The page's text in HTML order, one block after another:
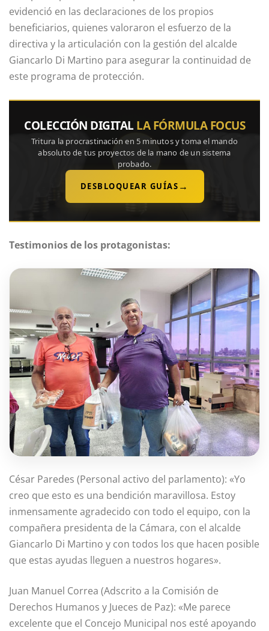
evidenció en las declaraciones de los propios
beneficiarios, quienes valoraron el esfuerzo de la
directiva y la articulación con la gestión del alcalde
Giancarlo Di Martino para asegurar la continuidad de
este programa de protección.
COLECCIÓN DIGITAL LA FÓRMULA FOCUS
Tritura la procrastinación en 5 minutos y toma el mando
absoluto de tus proyectos de la mano de un sistema
probado.
DESBLOQUEAR GUÍAS →
Testimonios de los protagonistas:
César Paredes (Personal activo del parlamento): «Yo
creo que esto es una bendición maravillosa. Estoy
inmensamente agradecido con todo el equipo, con la
compañera presidenta de la Cámara, con el alcalde
Giancarlo Di Martino y con todos los que hacen posible
que estas ayudas lleguen a nuestros hogares».
Juan Manuel Correa (Adscrito a la Comisión de
Derechos Humanos y Jueces de Paz): «Me parece
excelente que el Concejo Municipal nos esté apoyando